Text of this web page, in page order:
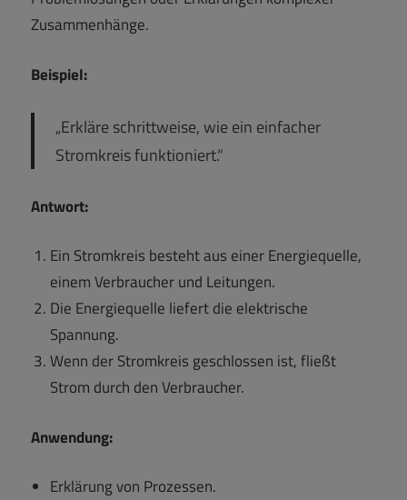
Zusammenhänge.
Beispiel:
„Erkläre schrittweise, wie ein einfacher
Stromkreis funktioniert.“
Antwort:
Ein Stromkreis besteht aus einer Energiequelle,
einem Verbraucher und Leitungen.
Die Energiequelle liefert die elektrische
Spannung.
Wenn der Stromkreis geschlossen ist, fließt
Strom durch den Verbraucher.
Anwendung:
Erklärung von Prozessen.